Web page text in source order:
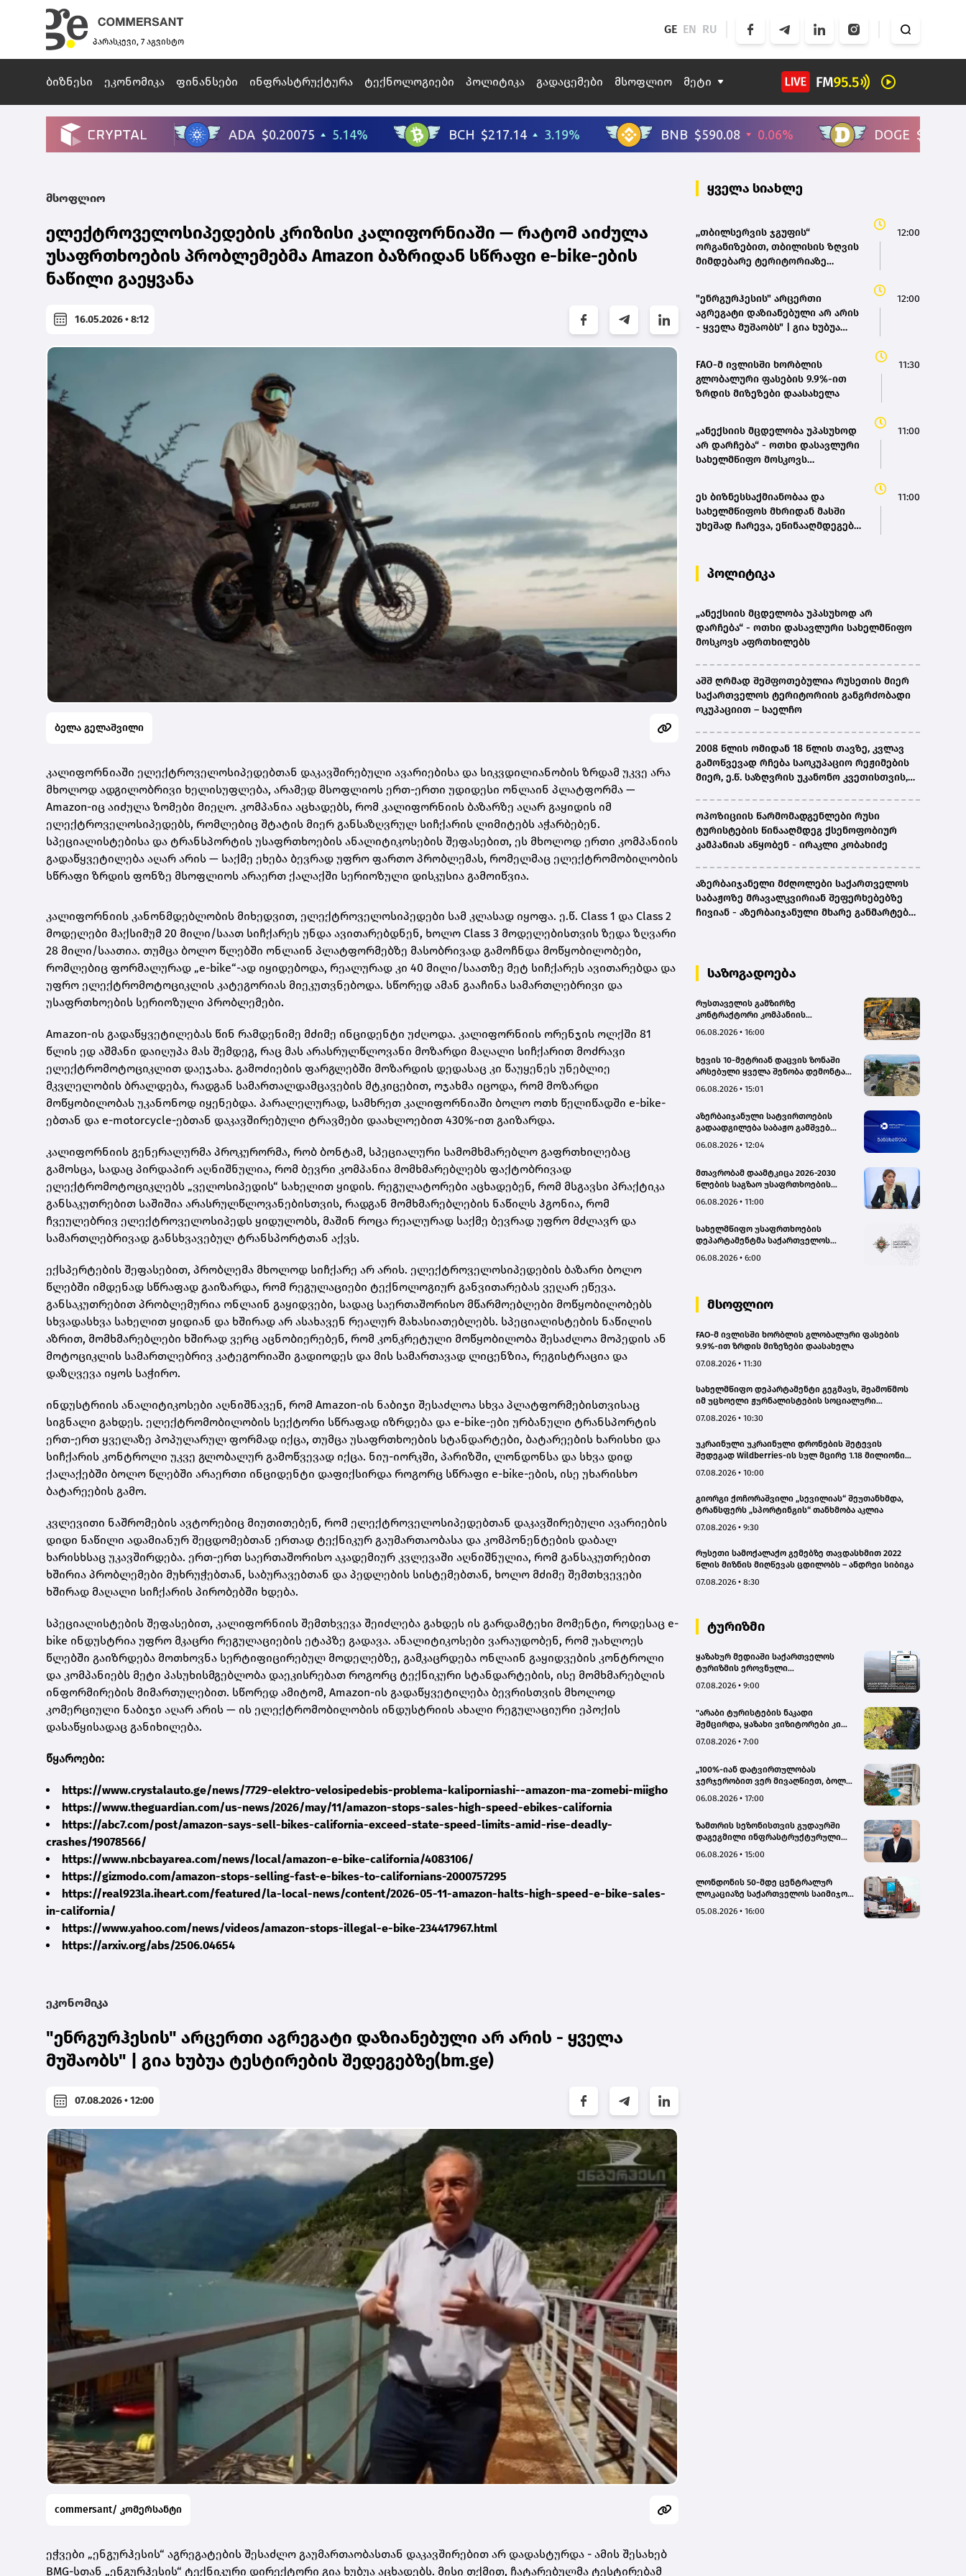
პარასკევი, 7 აგვისტო
GE EN RU
ბიზნესი ეკონომიკა ფინანსები ინფრასტრუქტურა ტექნოლოგიები პოლიტიკა გადაცემები მსოფლიო მეტი
მსოფლიო
ელექტროველოსიპედების კრიზისი კალიფორნიაში — რატომ აიძულა
უსაფრთხოების პრობლემებმა Amazon ბაზრიდან სწრაფი e-bike-ების
ნაწილი გაეყვანა
16.05.2026 • 8:12
ბელა გელაშვილი
კალიფორნიაში ელექტროველოსიპედებთან დაკავშირებული ავარიებისა და სიკვდილიანობის ზრდამ უკვე არა
მხოლოდ ადგილობრივი ხელისუფლება, არამედ მსოფლიოს ერთ-ერთი უდიდესი ონლაინ პლატფორმა —
Amazon-იც აიძულა ზომები მიეღო. კომპანია აცხადებს, რომ კალიფორნიის ბაზარზე აღარ გაყიდის იმ
ელექტროველოსიპედებს, რომლებიც შტატის მიერ განსაზღვრულ სიჩქარის ლიმიტებს აჭარბებენ.
სპეციალისტებისა და ტრანსპორტის უსაფრთხოების ანალიტიკოსების შეფასებით, ეს მხოლოდ ერთი კომპანიის
გადაწყვეტილება აღარ არის — საქმე ეხება ბევრად უფრო ფართო პრობლემას, რომელმაც ელექტრომობილობის
სწრაფი ზრდის ფონზე მსოფლიოს არაერთ ქალაქში სერიოზული დისკუსია გამოიწვია.
კალიფორნიის კანონმდებლობის მიხედვით, ელექტროველოსიპედები სამ კლასად იყოფა. ე.წ. Class 1 და Class 2
მოდელები მაქსიმუმ 20 მილი/საათ სიჩქარეს უნდა ავითარებდნენ, ხოლო Class 3 მოდელებისთვის ზედა ზღვარი
28 მილი/საათია. თუმცა ბოლო წლებში ონლაინ პლატფორმებზე მასობრივად გამოჩნდა მოწყობილობები,
რომლებიც ფორმალურად „e-bike“-ად იყიდებოდა, რეალურად კი 40 მილი/საათზე მეტ სიჩქარეს ავითარებდა და
უფრო ელექტრომოტოციკლის კატეგორიას მიეკუთვნებოდა. სწორედ ამან გააჩინა სამართლებრივი და
უსაფრთხოების სერიოზული პრობლემები.
Amazon-ის გადაწყვეტილებას წინ რამდენიმე მძიმე ინციდენტი უძღოდა. კალიფორნიის ორენჯის ოლქში 81
წლის ედ აშმანი დაიღუპა მას შემდეგ, რაც მას არასრულწლოვანი მოზარდი მაღალი სიჩქარით მოძრავი
ელექტრომოტოციკლით დაეჯახა. გამოძიების ფარგლებში მოზარდის დედასაც კი წაუყენეს უნებლიე
მკვლელობის ბრალდება, რადგან სამართალდამცავების მტკიცებით, ოჯახმა იცოდა, რომ მოზარდი
მოწყობილობას უკანონოდ იყენებდა. პარალელურად, სამხრეთ კალიფორნიაში ბოლო ოთხ წელიწადში e-bike-
ებთან და e-motorcycle-ებთან დაკავშირებული ტრავმები დაახლოებით 430%-ით გაიზარდა.
კალიფორნიის გენერალურმა პროკურორმა, რობ ბონტამ, სპეციალური სამომხმარებლო გაფრთხილებაც
გამოსცა, სადაც პირდაპირ აღნიშნულია, რომ ბევრი კომპანია მომხმარებლებს ფაქტობრივად
ელექტრომოტოციკლებს „ველოსიპედის“ სახელით ყიდის. რეგულატორები აცხადებენ, რომ მსგავსი პრაქტიკა
განსაკუთრებით საშიშია არასრულწლოვანებისთვის, რადგან მომხმარებლების ნაწილს ჰგონია, რომ
ჩვეულებრივ ელექტროველოსიპედს ყიდულობს, მაშინ როცა რეალურად საქმე ბევრად უფრო მძლავრ და
სამართლებრივად განსხვავებულ ტრანსპორტთან აქვს.
ექსპერტების შეფასებით, პრობლემა მხოლოდ სიჩქარე არ არის. ელექტროველოსიპედების ბაზარი ბოლო
წლებში იმდენად სწრაფად გაიზარდა, რომ რეგულაციები ტექნოლოგიურ განვითარებას ვეღარ ეწევა.
განსაკუთრებით პრობლემურია ონლაინ გაყიდვები, სადაც საერთაშორისო მწარმოებლები მოწყობილობებს
სხვადასხვა სახელით ყიდიან და ხშირად არ ასახავენ რეალურ მახასიათებლებს. სპეციალისტების ნაწილის
აზრით, მომხმარებლები ხშირად ვერც აცნობიერებენ, რომ კონკრეტული მოწყობილობა შესაძლოა მოპედის ან
მოტოციკლის სამართლებრივ კატეგორიაში გადიოდეს და მის სამართავად ლიცენზია, რეგისტრაცია და
დაზღვევა იყოს საჭირო.
ინდუსტრიის ანალიტიკოსები აღნიშნავენ, რომ Amazon-ის ნაბიჯი შესაძლოა სხვა პლატფორმებისთვისაც
სიგნალი გახდეს. ელექტრომობილობის სექტორი სწრაფად იზრდება და e-bike-ები ურბანული ტრანსპორტის
ერთ-ერთ ყველაზე პოპულარულ ფორმად იქცა, თუმცა უსაფრთხოების სტანდარტები, ბატარეების ხარისხი და
სიჩქარის კონტროლი უკვე გლობალურ გამოწვევად იქცა. ნიუ-იორკში, პარიზში, ლონდონსა და სხვა დიდ
ქალაქებში ბოლო წლებში არაერთი ინციდენტი დაფიქსირდა როგორც სწრაფი e-bike-ების, ისე უხარისხო
ბატარეების გამო.
კვლევითი ნაშრომების ავტორებიც მიუთითებენ, რომ ელექტროველოსიპედებთან დაკავშირებული ავარიების
დიდი ნაწილი ადამიანურ შეცდომებთან ერთად ტექნიკურ გაუმართაობასა და კომპონენტების დაბალ
ხარისხსაც უკავშირდება. ერთ-ერთ საერთაშორისო აკადემიურ კვლევაში აღნიშნულია, რომ განსაკუთრებით
ხშირია პრობლემები მუხრუჭებთან, საბურავებთან და პედლების სისტემებთან, ხოლო მძიმე შემთხვევები
ხშირად მაღალი სიჩქარის პირობებში ხდება.
სპეციალისტების შეფასებით, კალიფორნიის შემთხვევა შეიძლება გახდეს ის გარდამტეხი მომენტი, როდესაც e-
bike ინდუსტრია უფრო მკაცრი რეგულაციების ეტაპზე გადავა. ანალიტიკოსები ვარაუდობენ, რომ უახლოეს
წლებში გაიზრდება მოთხოვნა სერტიფიცირებულ მოდელებზე, გამკაცრდება ონლაინ გაყიდვების კონტროლი
და კომპანიებს მეტი პასუხისმგებლობა დაეკისრებათ როგორც ტექნიკური სტანდარტების, ისე მომხმარებლის
ინფორმირების მიმართულებით. სწორედ ამიტომ, Amazon-ის გადაწყვეტილება ბევრისთვის მხოლოდ
კომერციული ნაბიჯი აღარ არის — ის ელექტრომობილობის ინდუსტრიის ახალი რეგულაციური ეპოქის
დასაწყისადაც განიხილება.
წყაროები:
https://www.crystalauto.ge/news/7729-elektro-velosipedebis-problema-kaliporniashi--amazon-ma-zomebi-miigho
https://www.theguardian.com/us-news/2026/may/11/amazon-stops-sales-high-speed-ebikes-california
https://abc7.com/post/amazon-says-sell-bikes-california-exceed-state-speed-limits-amid-rise-deadly-
crashes/19078566/
https://www.nbcbayarea.com/news/local/amazon-e-bike-california/4083106/
https://gizmodo.com/amazon-stops-selling-fast-e-bikes-to-californians-2000757295
https://real923la.iheart.com/featured/la-local-news/content/2026-05-11-amazon-halts-high-speed-e-bike-sales-
in-california/
https://www.yahoo.com/news/videos/amazon-stops-illegal-e-bike-234417967.html
https://arxiv.org/abs/2506.04654
ეკონომიკა
"ენრგურჰესის" არცერთი აგრეგატი დაზიანებული არ არის - ყველა
მუშაობს" | გია ხუბუა ტესტირების შედეგებზე(bm.ge)
07.08.2026 • 12:00
commersant/ კომერსანტი
ეჭვები „ენგურჰესის“ აგრეგატების შესაძლო გაუმართაობასთან დაკავშირებით არ დადასტურდა - ამის შესახებ
BMG-სთან „ენგურჰესის“ ტექნიკური დირექტორი გია ხუბუა აცხადებს. მისი თქმით, ჩატარებულმა ტესტირებამ
ყველა სიახლე
,,თბილსერვის ჯგუფის“
ორგანიზებით, თბილისის ზღვის
მიმდებარე ტერიტორიაზე
12:00
"ენრგურჰესის" არცერთი
აგრეგატი დაზიანებული არ არის
- ყველა მუშაობს" | გია ხუბუა
12:00
FAO-მ ივლისში ხორბლის
გლობალური ფასების 9.9%-ით
ზრდის მიზეზები დაასახელა
11:30
„ანექსიის მცდელობა უპასუხოდ
არ დარჩება“ - ოთხი დასავლური
სახელმწიფო მოსკოვს
11:00
ეს ბიზნესსაქმიანობაა და
სახელმწიფოს მხრიდან მასში
უხეშად ჩარევა, ეწინააღმდეგება
„ინტერ რაოს“ დასანქცირებაზე
11:00
პოლიტიკა
„ანექსიის მცდელობა უპასუხოდ არ
დარჩება“ - ოთხი დასავლური სახელმწიფო
მოსკოვს აფრთხილებს
აშშ ღრმად შეშფოთებულია რუსეთის მიერ
საქართველოს ტერიტორიის განგრძობადი
ოკუპაციით – საელჩო
2008 წლის ომიდან 18 წლის თავზე, კვლავ
გამოწვევად რჩება საოკუპაციო რეჟიმების
მიერ, ე.წ. საზღვრის უკანონო კვეთისთვის,
ენაზე განათლების ხელმისაწვდომობა-
სახალხო დამცველი
ოპოზიციის წარმომადგენლები რუსი
ტურისტების წინააღმდეგ ქსენოფობიურ
კამპანიას აწყობენ - ირაკლი კობახიძე
აზერბაიჯანელი მძღოლები საქართველოს
საბაჟოზე მრავალკვირიან შეფერხებებზე
ჩივიან - აზერბაიჯანული მხარე განმარტებას
საზოგადოება
რუსთაველის გამზირზე
კონტრაქტორი კომპანიის
ახლოს იმოძრავა, რამაც ნიადაგის
გამოიწვია, გადაბრუნდა
ავტომანქანა - თვითმცლელში
იმყოფებოდა მცირეწლოვანი ბავშვი
06.08.2026 • 16:00
ხევის 10-მეტრიან დაცვის ზონაში
არსებული ყველა შენობა დემონტაჟს
06.08.2026 • 15:01
აზერბაიჯანული სატვირთოების
გადაადგილება საბაჟო გამშვებ
მიმდინარეობს- შემოსავლების
06.08.2026 • 12:04
მთავრობამ დაამტკიცა 2026-2030
წლების საგზაო უსაფრთხოების
სამოქმედო გეგმა – თამარ
06.08.2026 • 11:00
სახელმწიფო უსაფრთხოების
დეპარტამენტმა საქართველოს
საზიანოდ საბოტაჟის მუხლით
06.08.2026 • 6:00
მსოფლიო
FAO-მ ივლისში ხორბლის გლობალური ფასების
9.9%-ით ზრდის მიზეზები დაასახელა
07.08.2026 • 11:30
სახელმწიფო დეპარტამენტი გეგმავს, შეამოწმოს
იმ უცხოელი ჟურნალისტების სოციალური
ვიზას ითხოვენ – „როიტერი“
07.08.2026 • 10:30
უკრაინული უკრაინული დრონების შეტევის
შედეგად Wildberries-ის სულ მცირე 1.18 მილიონი
07.08.2026 • 10:00
გიორგი ქოჩორაშვილი „სევილიას“ შეუთანხმდა,
ტრანსფერს „სპორტინგის“ თანხმობა აკლია
07.08.2026 • 9:30
რუსეთი სამოქალაქო გემებზე თავდასხმით 2022
წლის მიზნის მიღწევას ცდილობს – ანდრეი სიბიგა
07.08.2026 • 8:30
ტურიზმი
ყაზახურ მედიაში საქართველოს
ტურიზმის ეროვნული
კამპანიის ფარგლებში სტატიები
07.08.2026 • 9:00
"არაბი ტურისტების ნაკადი
შემცირდა, ყაზახი ვიზიტორები კი
Hotel
07.08.2026 • 7:00
„100%-იან დატვირთულობას
ჯერჯერობით ვერ მივაღწიეთ, ბოლო
გაუქმდა“ - Kobuleti Beach Club
06.08.2026 • 17:00
ზამთრის სეზონისთვის გუდაურში
დაგეგმილი ინფრასტრუქტურული
გუდაურის ტურისტული
დარსალია
06.08.2026 • 15:00
ლონდონის 50-მდე ცენტრალურ
ლოკაციაზე საქართველოს საიმიჯო
05.08.2026 • 16:00